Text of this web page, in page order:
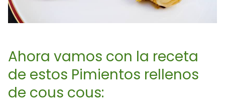
Ahora vamos con la receta
de estos Pimientos rellenos
de cous cous: